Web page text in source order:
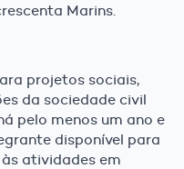
Marins.
projetos sociais,
da sociedade civil
pelo menos um ano e
disponível para
atividades em